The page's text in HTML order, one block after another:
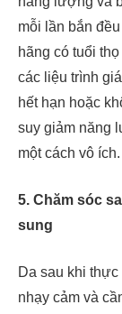
mỗi lần bắn
hãng có tuổi
các liệu trình
hết hạn hoặc
suy giảm năng
một cách vô ích.
5. Chăm sóc
sung
Da sau khi
nhạy cảm và